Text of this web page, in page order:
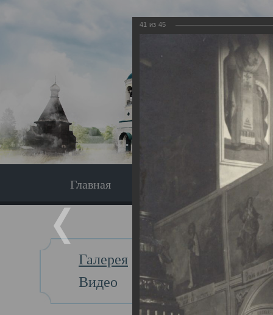
Главная Экскурсия
Галерея
Видео
Главная
41 из 45